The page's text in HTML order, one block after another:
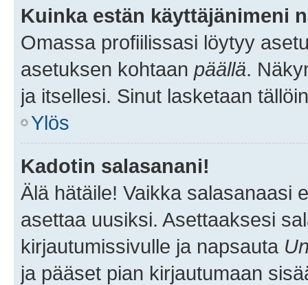
Kuinka estän käyttäjänimeni
Omassa profiilissasi löytyy
asetuksen kohtaan päällä.
ja itsellesi. Sinut lasketaan
Ylös
Kadotin salasanani!
Älä hätäile! Vaikka salasanaasi
asettaa uusiksi. Asettaaksesi
kirjautumissivulle ja napsauta
ja pääset pian kirjautumaan